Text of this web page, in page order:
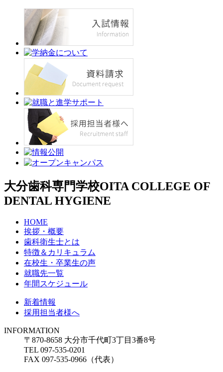
大分歯科専門学校OITA COLLEGE OF
DENTAL HYGIENE
HOME
挨拶・概要
歯科衛生士とは
特徴＆カリキュラム
在校生・卒業生の声
就職先一覧
年間スケジュール
新着情報
採用担当者様へ
INFORMATION
〒870-8658 大分市千代町3丁目3番8号
TEL 097-535-0201
FAX 097-535-0966（代表）